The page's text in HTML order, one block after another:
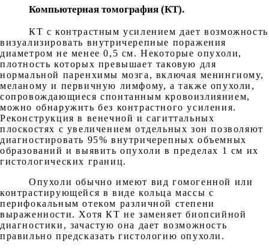
Компьютерная томография (КТ).
КТ с контрастным усилением дает возможность
визуализировать внутричерепные поражения
диаметром не менее 0,5 см. Некоторые опухоли,
плотность которых превышает таковую для
нормальной паренхимы мозга, включая менингиому,
меланому и первичную лимфому, а также опухоли,
сопровождающиеся спонтанным кровоизлиянием,
можно обнаружить без контрастного усиления.
Реконструкция в венечной и сагиттальных
плоскостях с увеличением отдельных зон позволяют
диагностировать 95% внутричерепных объемных
образований и выявить опухоли в пределах 1 см их
гистологических границ.
Опухоли обычно имеют вид гомогенной или
контрастирующейся в виде кольца массы с
перифокальным отеком различной степени
выраженности. Хотя КТ не заменяет биопсийной
диагностики, зачастую она дает возможность
правильно предсказать гистологию опухоли.